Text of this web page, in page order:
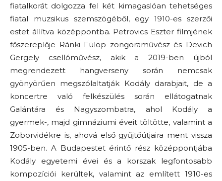
fiatalkorát dolgozza fel két kimagaslóan tehetséges
fiatal muzsikus szemszögéből, egy 1910-es szerzői
estet állítva középpontba. Petrovics Eszter filmjének
főszereplője Ránki Fülöp zongoraművész és Devich
Gergely csellóművész, akik a 2019-ben újból
megrendezett hangverseny során nemcsak
gyönyörűen megszólaltatják Kodály darabjait, de a
koncertre való felkészülés során ellátogatnak
Galántára és Nagyszombatra, ahol Kodály a
gyermek-, majd gimnáziumi éveit töltötte, valamint a
Zoborvidékre is, ahová első gyűjtőútjaira ment vissza
1905-ben. A Budapestet érintő rész középpontjába
Kodály egyetemi évei és a korszak legfontosabb
kompozíciói kerültek, valamint az említett 1910-es